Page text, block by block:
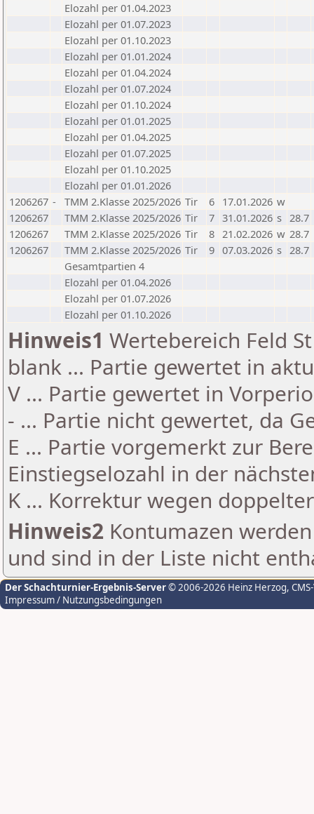
Elozahl per 01.04.2023
Elozahl per 01.07.2023
Elozahl per 01.10.2023
Elozahl per 01.01.2024
Elozahl per 01.04.2024
Elozahl per 01.07.2024
Elozahl per 01.10.2024
Elozahl per 01.01.2025
Elozahl per 01.04.2025
Elozahl per 01.07.2025
Elozahl per 01.10.2025
Elozahl per 01.01.2026
1206267 - TMM 2.Klasse 2025/2026 Tir 6 17.01.2026 w
1206267
TMM 2.Klasse 2025/2026 Tir 7 31.01.2026 s 28.7
1206267
TMM 2.Klasse 2025/2026 Tir 8 21.02.2026 w 28.7
1206267
TMM 2.Klasse 2025/2026 Tir 9 07.03.2026 s 28.7
Gesamtpartien 4
Elozahl per 01.04.2026
Elozahl per 01.07.2026
Elozahl per 01.10.2026
Hinweis1 Wertebereich Feld
blank ... Partie gewertet in
V ... Partie gewertet in
- ... Partie nicht gewertet, da
E ... Partie vorgemerkt zur
Einstiegselozahl in der
K ... Korrektur wegen
Hinweis2 Kontumazen
und sind in der Liste nicht
Der Schachturnier-Ergebnis-Server© 2006-2026 Heinz Herzog,
Impressum / Nutzungsbedingungen